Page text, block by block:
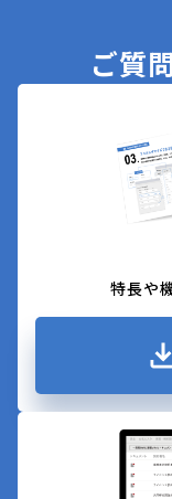
ご質
特長や